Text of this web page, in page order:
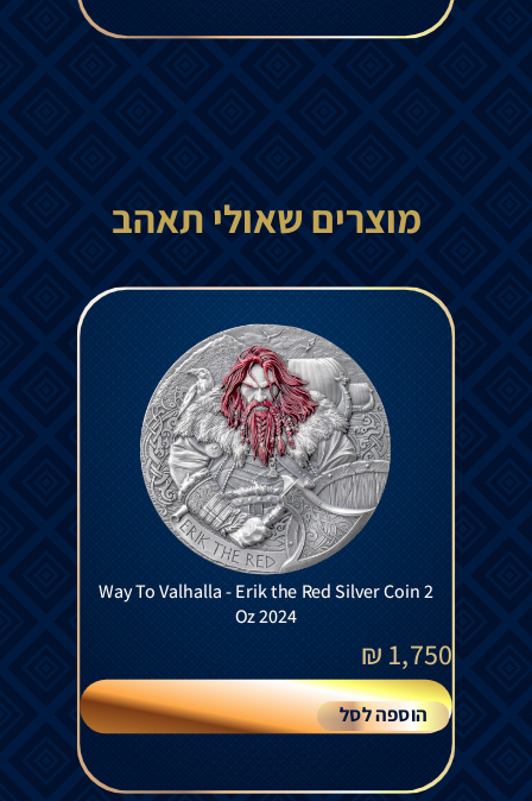
מוצרים שאולי תאהב
Way To Valhalla - Erik the Red Silver Coin 2
Oz 2024
1,750
₪
הוספה לסל